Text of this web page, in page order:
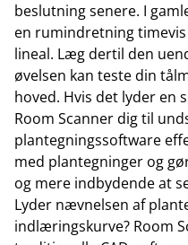
beslutning senere. I
en rumindretning
lineal. Læg dertil den
øvelsen kan teste din
hoved. Hvis det lyder en
Room Scanner dig til
plantegningssoftware
med plantegninger og
og mere indbydende at
Lyder nævnelsen af
indlæringskurve? Room